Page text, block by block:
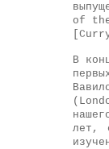
of
В
лет,